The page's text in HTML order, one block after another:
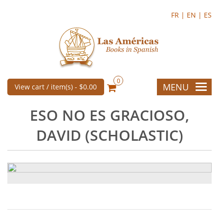
FR | EN | ES
View cart / item(s) - $0.00
0
MENU
ESO NO ES GRACIOSO,
DAVID (SCHOLASTIC)